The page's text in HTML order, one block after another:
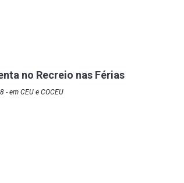
no Recreio nas Férias
em CEU e COCEU